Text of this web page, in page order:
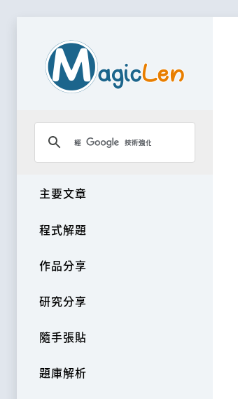
主要文章
程式解題
作品分享
研究分享
隨手張貼
題庫解析